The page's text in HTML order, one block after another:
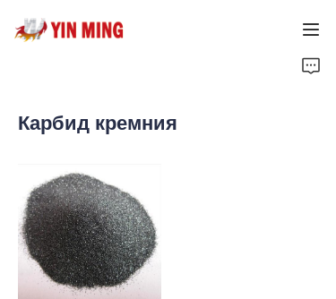
Карбид кремния
О нас
Продукты
Статья
Поддержка